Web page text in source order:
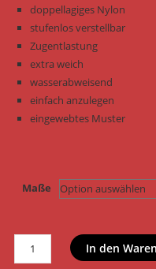
doppellagiges Nylon
stufenlos verstellbar
Zugentlastung
extra weich
wasserabweisend
einfach anzulegen
eingewebtes Muster
Maße
Trixie
Hundegeschirr
In den